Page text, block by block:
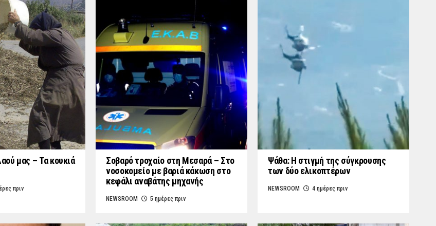
μας – Τα κουκιά
πριν
Σοβαρό τροχαίο στη Μεσαρά – Στο
νοσοκομείο με βαριά κάκωση στο
κεφάλι αναβάτης μηχανής
NEWSROOM 5 ημέρες πριν
Ψάθα: Η στιγμή της σύγκρουσης
των δύο ελικοπτέρων
NEWSROOM 4 ημέρες πριν